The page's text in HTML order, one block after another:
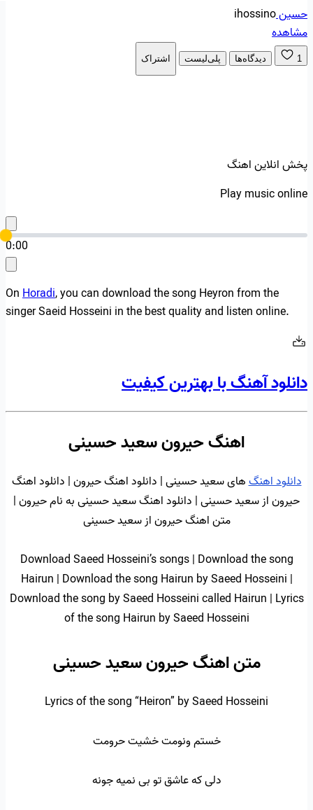
حسینihossino
مشاهده
1 دیدگاه‌ها پلی‌لیست اشتراک
پخش انلاین اهنگ
Play music online
0:00
OnHoradi, you can download the song Heyron from the
singer Saeid Hosseini in the best quality and listen online.
دانلود آهنگ با بهترین کیفیت
اهنگ حیرون سعید حسینی
دانلود اهنگهای سعید حسینی | دانلود اهنگ حیرون | دانلود اهنگ
حیرون از سعید حسینی | دانلود اهنگ سعید حسینی به نام حیرون |
متن اهنگ حیرون از سعید حسینی
Download Saeed Hosseini’s songs | Download the song
Hairun | Download the song Hairun by Saeed Hosseini |
Download the song by Saeed Hosseini called Hairun | Lyrics
of the song Hairun by Saeed Hosseini
متن اهنگ حیرون سعید حسینی
Lyrics of the song “Heiron” by Saeed Hosseini
خستم ونومت خشیت حرومت
دلی که عاشق تو بی نمیه جونه